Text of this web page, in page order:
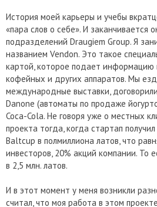
История моей карьеры и учебы
«пара слов о себе». И заканчивается
подразделений Draugiem Group. Я
названием Vendon. Это такое
картой, которое подает информацию
кофейных и других аппаратов. Мы
международные выставки,
Danone (автоматы по продаже
Coca-Cola. Не говоря уже о местных
проекта тогда, когда стартап
Baltcup в полмиллиона латов, что
инвесторов, 20% акций компании. То
в 2,5 млн. латов.
И в этот момент у меня возникли
считал, что моя работа в этом